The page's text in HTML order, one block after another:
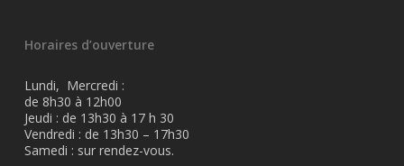
Horaires d’ouverture
Lundi, Mercredi :
de 8h30 à 12h00
Jeudi : de 13h30 à 17 h 30
Vendredi : de 13h30 – 17h30
Samedi : sur rendez-vous.